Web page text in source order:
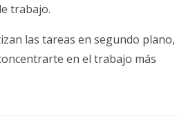
trabajo.
las tareas en segundo plano,
en el trabajo más